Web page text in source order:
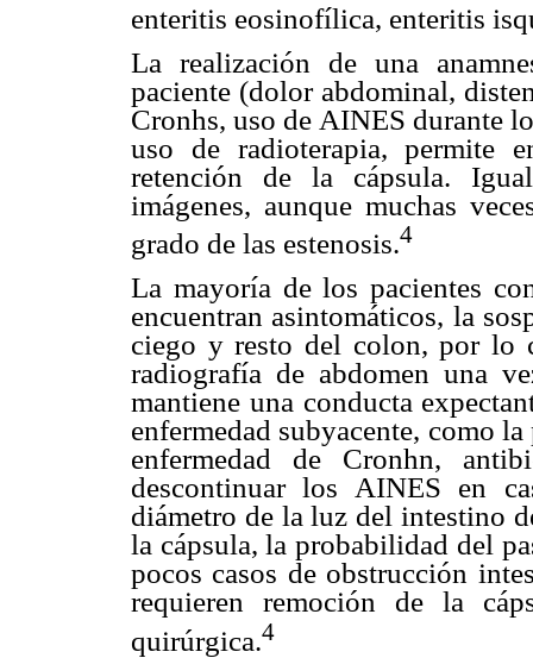
enteritis eosinofílica, enteritis
La realización de una
paciente (dolor abdominal,
Cronhs, uso de AINES durante
uso de radioterapia, permite
retención de la cápsula.
imágenes, aunque muchas
grado de las estenosis.4
La mayoría de los pacientes
encuentran asintomáticos, la
ciego y resto del colon, por lo
radiografía de abdomen una
mantiene una conducta
enfermedad subyacente, como
enfermedad de Cronhn,
descontinuar los AINES en
diámetro de la luz del intestino
la cápsula, la probabilidad del
pocos casos de obstrucción
requieren remoción de la
quirúrgica.4